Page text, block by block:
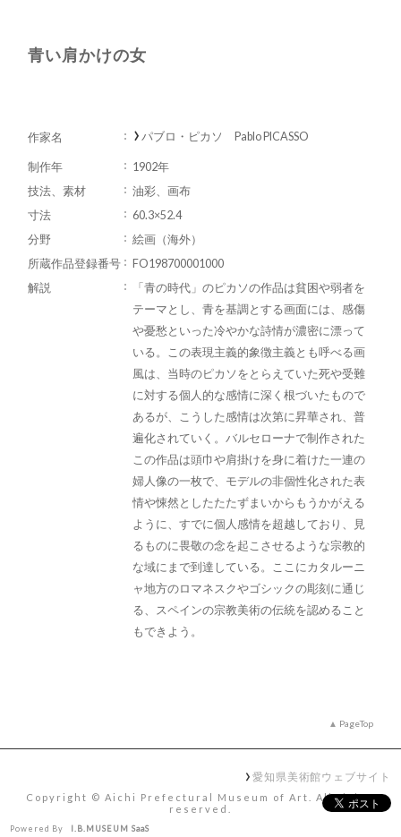
青い肩かけの女
作家名 パブロ・ピカソ Pablo PICASSO
制作年
1902年
技法、素材
油彩、画布
寸法
60.3×52.4
分野
絵画（海外）
所蔵作品登録番号
FO198700001000
解説
「青の時代」のピカソの作品は貧困や弱者を
テーマとし、青を基調とする画面には、感傷
や憂愁といった冷やかな詩情が濃密に漂って
いる。この表現主義的象徴主義とも呼べる画
風は、当時のピカソをとらえていた死や受難
に対する個人的な感情に深く根づいたもので
あるが、こうした感情は次第に昇華され、普
遍化されていく。バルセローナで制作された
この作品は頭巾や肩掛けを身に着けた一連の
婦人像の一枚で、モデルの非個性化された表
情や悚然としたたたずまいからもうかがえる
ように、すでに個人感情を超越しており、見
るものに畏敬の念を起こさせるような宗教的
な域にまで到達している。ここにカタルーニ
ャ地方のロマネスクやゴシックの彫刻に通じ
る、スペインの宗教美術の伝統を認めること
もできよう。
PageTop
愛知県美術館ウェブサイト
Copyright ©︎ Aichi Prefectural Museum of Art. All rights
reserved.
Powered By I.B.MUSEUM SaaS